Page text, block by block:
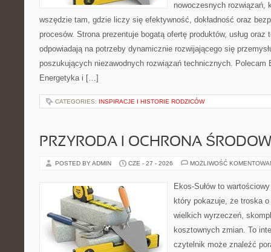
nowoczesnych rozwiązań,
wszędzie tam, gdzie liczy się efektywność, dokładność oraz
procesów. Strona prezentuje bogatą ofertę produktów, usług oraz
odpowiadają na potrzeby dynamicznie rozwijającego się
poszukujących niezawodnych rozwiązań technicznych. Polecam
Energetyka i […]
CATEGORIES: INSPIRACJE I HISTORIE RODZICÓW
PRZYRODA I OCHRONA
POSTED BY ADMIN CZE - 27 - 2026 MOŻLIWOŚĆ
Ekos-Sułów to
który pokazuje, że troska
wielkich wyrzeczeń,
kosztownych zmian. To
czytelnik może znaleźć